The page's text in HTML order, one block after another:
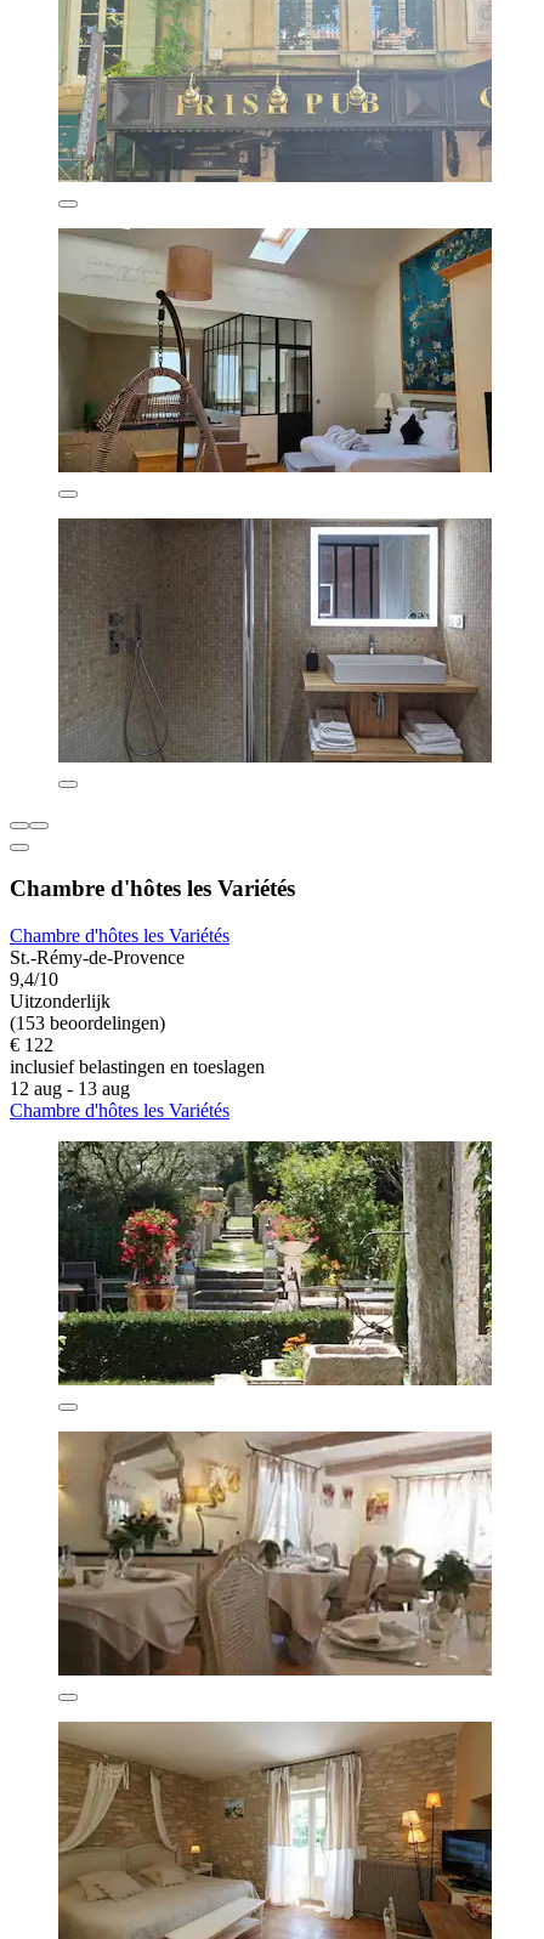
Chambre d'hôtes les Variétés
Chambre d'hôtes les Variétés
St.-Rémy-de-Provence
9,4/10
Uitzonderlijk
(153 beoordelingen)
€ 122
inclusief belastingen en toeslagen
12 aug - 13 aug
Chambre d'hôtes les Variétés